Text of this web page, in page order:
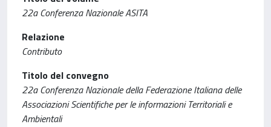
22a Conferenza Nazionale ASITA
Relazione
Contributo
Titolo del convegno
22a Conferenza Nazionale della Federazione Italiana delle
Associazioni Scientifiche per le informazioni Territoriali e
Ambientali